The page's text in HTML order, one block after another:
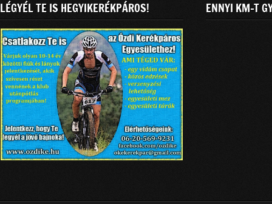
LÉGYÉL TE IS HEGYIKERÉKPÁROS! ENNYI KM-T